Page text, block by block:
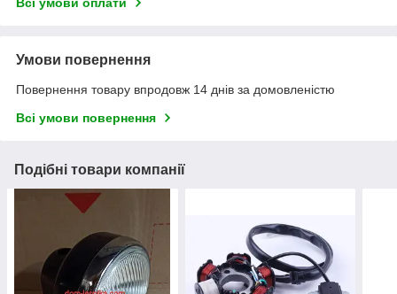
Всі умови оплати
Умови повернення
Повернення товару впродовж 14 днів за домовленістю
Всі умови повернення
Подібні товари компанії